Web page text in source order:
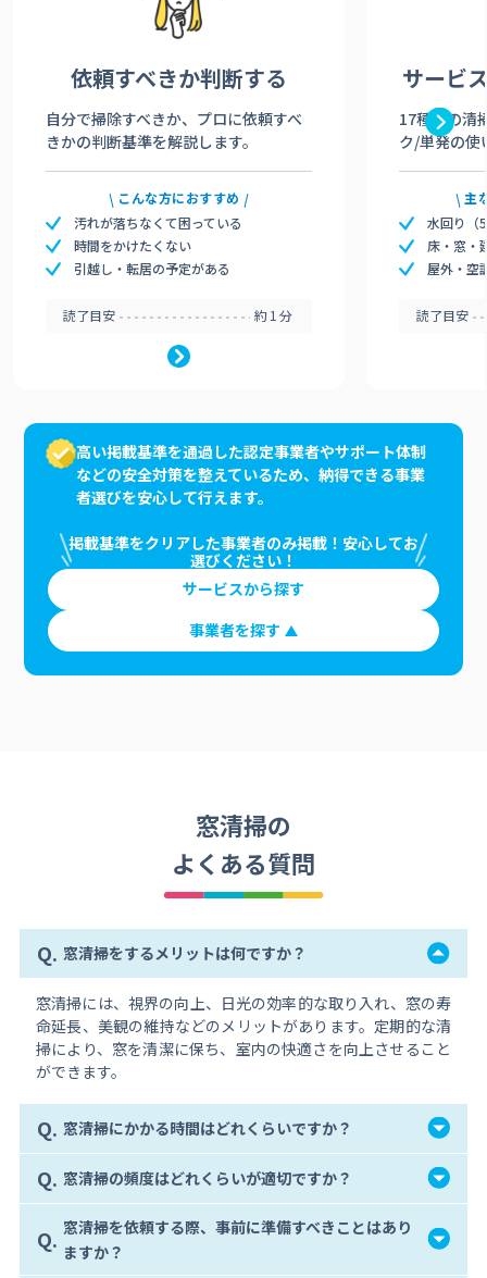
依頼すべきか判断する
自分で掃除すべきか、プロに依頼すべ
きかの判断基準を解説します。
こんな方におすすめ
汚れが落ちなくて困っている
時間をかけたくない
引越し・転居の予定がある
読了目安 約1分
サービ
17種類の清
ク/単発の使
主
水回り（
床・窓・
屋外・空
読了目安
高い掲載基準を通過した認定事業者やサポート体制
などの安全対策を整えているため、納得できる事業
者選びを安心して行えます。
掲載基準をクリアした事業者のみ掲載！安心してお
選びください！
サービスから探す
事業者を探す
窓清掃の
よくある質問
Q. 窓清掃をするメリットは何ですか？
窓清掃には、視界の向上、日光の効率的な取り入れ、窓の寿
命延長、美観の維持などのメリットがあります。定期的な清
掃により、窓を清潔に保ち、室内の快適さを向上させること
ができます。
Q. 窓清掃にかかる時間はどれくらいですか？
Q. 窓清掃の頻度はどれくらいが適切ですか？
Q. 窓清掃を依頼する際、事前に準備すべきことはあり
ますか？